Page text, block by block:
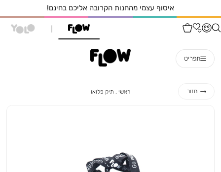
איסוף עצמי מהחנות הקרובה אליכם בחינם!
תפריט
חזור ראשי ראשי
תיק פלואו